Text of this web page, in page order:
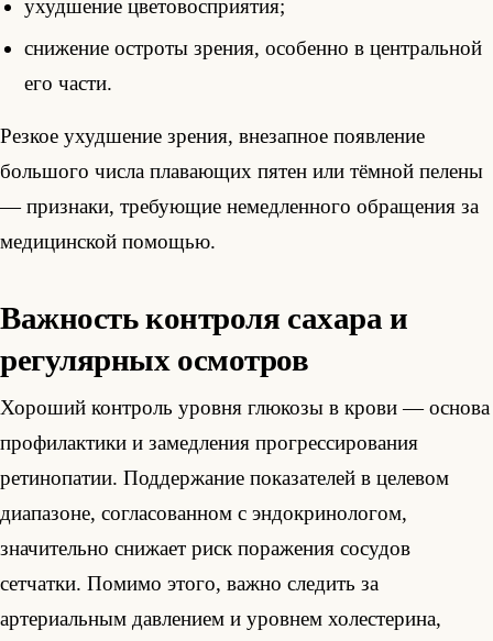
ухудшение цветовосприятия;
снижение остроты зрения, особенно в центральной
его части.
Резкое ухудшение зрения, внезапное появление
большого числа плавающих пятен или тёмной пелены
— признаки, требующие немедленного обращения за
медицинской помощью.
Важность контроля сахара и
регулярных осмотров
Хороший контроль уровня глюкозы в крови — основа
профилактики и замедления прогрессирования
ретинопатии. Поддержание показателей в целевом
диапазоне, согласованном с эндокринологом,
значительно снижает риск поражения сосудов
сетчатки. Помимо этого, важно следить за
артериальным давлением и уровнем холестерина,